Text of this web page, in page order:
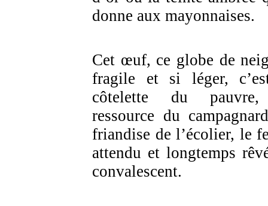
donne aux mayonnaises.
Cet œuf, ce globe de
fragile et si léger,
côtelette du
ressource du
friandise de l’écolier, le
attendu et longtemps
convalescent.